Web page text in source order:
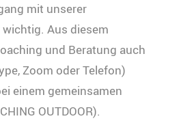
mit unserer
Aus diesem
und Beratung auch
Zoom oder Telefon)
einem gemeinsamen
OUTDOOR).